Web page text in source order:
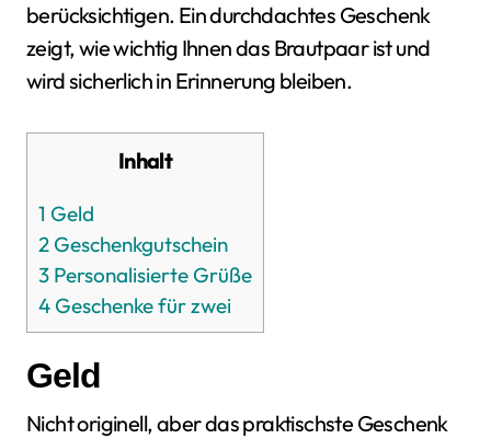
berücksichtigen. Ein durchdachtes Geschenk
zeigt, wie wichtig Ihnen das Brautpaar ist und
wird sicherlich in Erinnerung bleiben.
Inhalt
1 Geld
2 Geschenkgutschein
3 Personalisierte Grüße
4 Geschenke für zwei
Geld
Nicht originell, aber das praktischste Geschenk